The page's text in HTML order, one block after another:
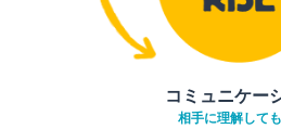
コミュニケー
相手に理解して